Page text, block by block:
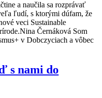
a naučila sa rozprávať
ľudí, s ktorými dúfam, že
veci Sustainable
Černáková Som
v Dobczyciach a vôbec
s nami do